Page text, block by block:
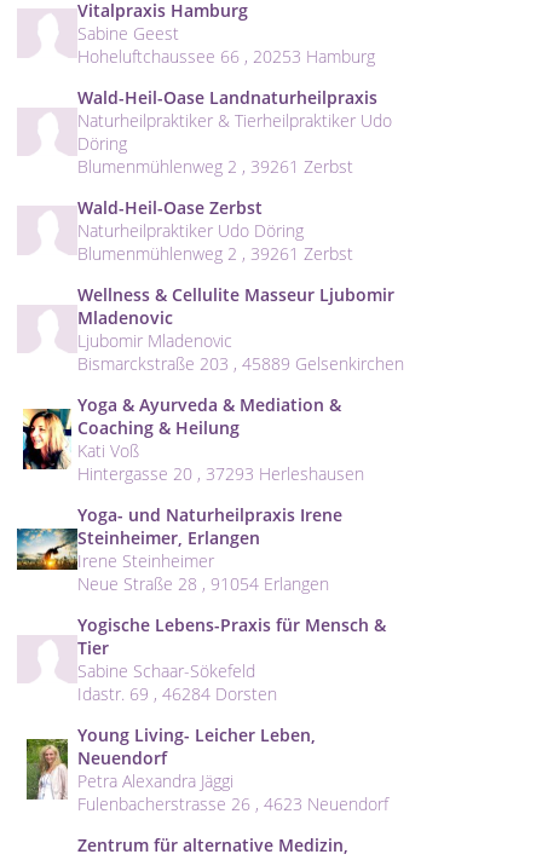
Vitalpraxis Hamburg
Sabine Geest
Hoheluftchaussee 66 , 20253 Hamburg
Wald-Heil-Oase Landnaturheilpraxis
Naturheilpraktiker & Tierheilpraktiker Udo
Döring
Blumenmühlenweg 2 , 39261 Zerbst
Wald-Heil-Oase Zerbst
Naturheilpraktiker Udo Döring
Blumenmühlenweg 2 , 39261 Zerbst
Wellness & Cellulite Masseur Ljubomir
Mladenovic
Ljubomir Mladenovic
Bismarckstraße 203 , 45889 Gelsenkirchen
Yoga & Ayurveda & Mediation &
Coaching & Heilung
Kati Voß
Hintergasse 20 , 37293 Herleshausen
Yoga- und Naturheilpraxis Irene
Steinheimer, Erlangen
Irene Steinheimer
Neue Straße 28 , 91054 Erlangen
Yogische Lebens-Praxis für Mensch &
Tier
Sabine Schaar-Sökefeld
Idastr. 69 , 46284 Dorsten
Young Living- Leicher Leben,
Neuendorf
Petra Alexandra Jäggi
Fulenbacherstrasse 26 , 4623 Neuendorf
Zentrum für alternative Medizin,